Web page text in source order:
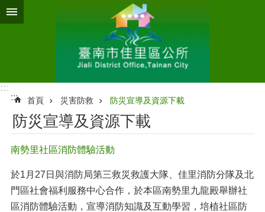
跳到主要內容區塊
:::
:::
首頁 災害防救 防災宣導及資源下載
防災宣導及資源下載
南勢里社區消防體驗活動
於1月27日與消防局第三救災救護大隊、佳里消防分隊及北
門區社會福利服務中心合作，於本區南勢里九龍殿舉辦社
區消防體驗活動，宣導消防知識及互動學習，培植社區防